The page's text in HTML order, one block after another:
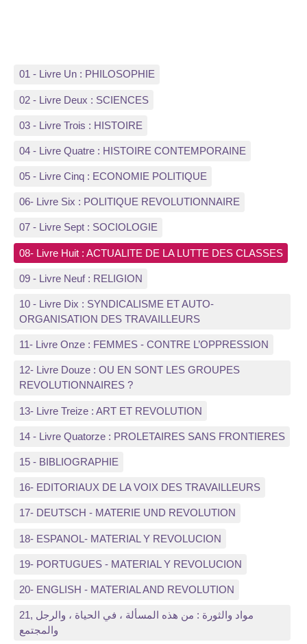
01 - Livre Un : PHILOSOPHIE
02 - Livre Deux : SCIENCES
03 - Livre Trois : HISTOIRE
04 - Livre Quatre : HISTOIRE CONTEMPORAINE
05 - Livre Cinq : ECONOMIE POLITIQUE
06- Livre Six : POLITIQUE REVOLUTIONNAIRE
07 - Livre Sept : SOCIOLOGIE
08- Livre Huit : ACTUALITE DE LA LUTTE DES CLASSES
09 - Livre Neuf : RELIGION
10 - Livre Dix : SYNDICALISME ET AUTO-
ORGANISATION DES TRAVAILLEURS
11- Livre Onze : FEMMES - CONTRE L’OPPRESSION
12- Livre Douze : OU EN SONT LES GROUPES
REVOLUTIONNAIRES ?
13- Livre Treize : ART ET REVOLUTION
14 - Livre Quatorze : PROLETAIRES SANS FRONTIERES
15 - BIBLIOGRAPHIE
16- EDITORIAUX DE LA VOIX DES TRAVAILLEURS
17- DEUTSCH - MATERIE UND REVOLUTION
18- ESPANOL- MATERIAL Y REVOLUCION
19- PORTUGUES - MATERIAL Y REVOLUCION
20- ENGLISH - MATERIAL AND REVOLUTION
21, مواد والثورة : من هذه المسألة ، في الحياة ، والرجل
والمجتمع